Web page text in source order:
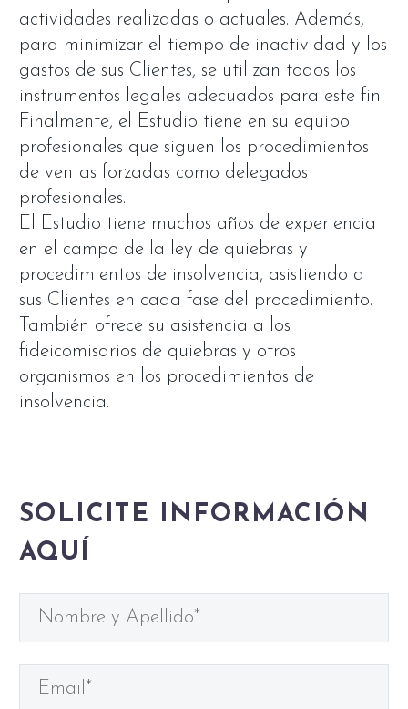
actividades realizadas o actuales. Además,
para minimizar el tiempo de inactividad y los
gastos de sus Clientes, se utilizan todos los
instrumentos legales adecuados para este fin.
Finalmente, el Estudio tiene en su equipo
profesionales que siguen los procedimientos
de ventas forzadas como delegados
profesionales.
El Estudio tiene muchos años de experiencia
en el campo de la ley de quiebras y
procedimientos de insolvencia, asistiendo a
sus Clientes en cada fase del procedimiento.
También ofrece su asistencia a los
fideicomisarios de quiebras y otros
organismos en los procedimientos de
insolvencia.
SOLICITE INFORMACIÓN
AQUÍ